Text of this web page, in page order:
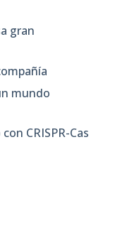
gran
mundo
CRISPR-Cas